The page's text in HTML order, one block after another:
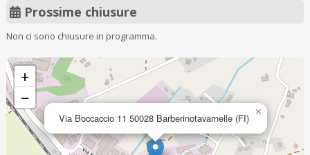
Prossime chiusure
Non ci sono chiusure in programma.
Via Boccaccio 11 50028 Barberinotavarnelle (FI) ×
+
−